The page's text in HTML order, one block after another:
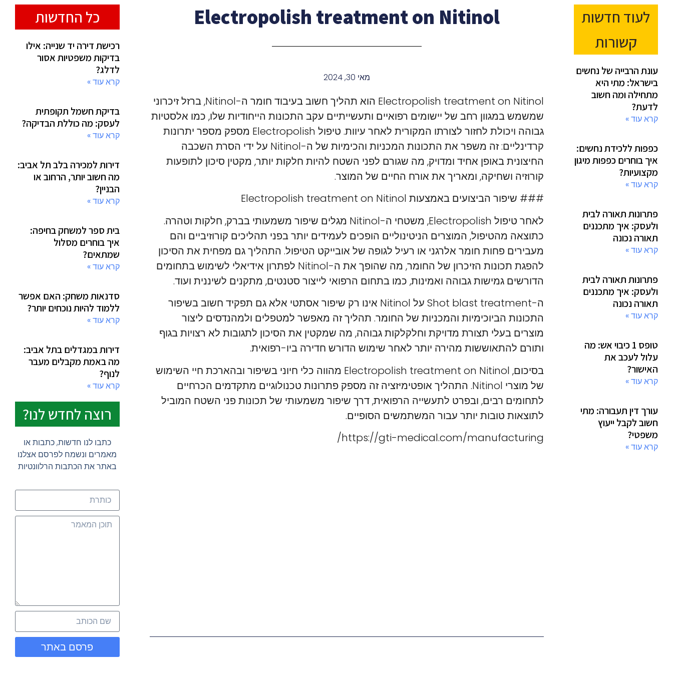
לעוד חדשות
קשורות
עונת הרבייה של נחשים
בישראל: מתי היא
מתחילה ומה חשוב
לדעת?
קרא עוד »
כפפות ללכידת נחשים:
איך בוחרים כפפות מיגון
מקצועיות?
קרא עוד »
פתרונות תאורה לבית
ולעסק: איך מתכננים
תאורה נכונה
קרא עוד »
פתרונות תאורה לבית
ולעסק: איך מתכננים
תאורה נכונה
קרא עוד »
טופס 1 כיבוי אש: מה
עלול לעכב את
האישור?
קרא עוד »
עורך דין תעבורה: מתי
חשוב לקבל ייעוץ
משפטי?
קרא עוד »
Electropolish treatment on Nitinol
מאי 30, 2024
Electropolish treatment on Nitinol הוא תהליך חשוב בעיבוד חומר ה-Nitinol, ברזל זיכרוני
שמשמש במגוון רחב של יישומים רפואיים ותעשייתיים עקב התכונות הייחודיות שלו, כמו אלסטיות
גבוהה ויכולת לחזור לצורתו המקורית לאחר עיוות. טיפול Electropolish מספק מספר יתרונות
קרדינליים: זה משפר את התכונות המכניות והכימיות של ה-Nitinol על ידי הסרת השכבה
החיצונית באופן אחיד ומדויק, מה שגורם לפני השטח להיות חלקות יותר, מקטין סיכון לתופעות
קורוזיה ושחיקה, ומאריך את אורח החיים של המוצר.
### שיפור הביצועים באמצעות Electropolish treatment on Nitinol
לאחר טיפול Electropolish, משטחי ה-Nitinol מגלים שיפור משמעותי בברק, חלקות וטהרה.
כתוצאה מהטיפול, המוצרים הניטינוליים הופכים לעמידים יותר בפני תהליכים קורוזיביים והם
מעבירים פחות חומר אלרגני או רעיל לגופה של אובייקט הטיפול. התהליך גם מפחית את הסיכון
להפגת תכונות הזיכרון של החומר, מה שהופך את ה-Nitinol לפתרון אידיאלי לשימוש בתחומים
הדורשים גמישות גבוהה ואמינות, כמו בתחום הרפואי לייצור סטנטים, מתקנים לשיננית ועוד.
ה-Shot blast treatment על Nitinol אינו רק שיפור אסתטי אלא גם תפקיד חשוב בשיפור
התכונות הביוכימיות והמכניות של החומר. תהליך זה מאפשר למטפלים ולמהנדסים ליצור
מוצרים בעלי תצורת מדויקת וחלקלקות גבוהה, מה שמקטין את הסיכון לתגובות לא רצויות בגוף
ותורם להתאוששות מהירה יותר לאחר שימוש הדורש חדירה ביו-רפואית.
בסיכום, Electropolish treatment on Nitinol מהווה כלי חיוני בשיפור ובהארכת חיי השימוש
של מוצרי Nitinol. התהליך אופטימיזציה זה מספק פתרונות טכנולוגיים מתקדמים הכרחיים
לתחומים רבים, ובפרט לתעשייה הרפואית, דרך שיפור משמעותי של תכונות פני השטח המוביל
לתוצאות טובות יותר עבור המשתמשים הסופיים.
https://gti-medical.com/manufacturing/
כל החדשות
רכישת דירה יד שנייה: אילו
בדיקות משפטיות אסור
לדלג?
קרא עוד »
בדיקת חשמל תקופתית
לעסק: מה כוללת הבדיקה?
קרא עוד »
דירות למכירה בלב תל אביב:
מה חשוב יותר, הרחוב או
הבניין?
קרא עוד »
בית ספר למשחק בחיפה:
איך בוחרים מסלול
שמתאים?
קרא עוד »
סדנאות משחק: האם אפשר
ללמוד להיות נוכחים יותר?
קרא עוד »
דירות במגדלים בתל אביב:
מה באמת מקבלים מעבר
לנוף?
קרא עוד »
רוצה לחדש לנו?
כתבו לנו חדשות, כתבות או
מאמרים ונשמח לפרסם אצלנו
באתר את הכתבות הרלוונטיות
פרסם באתר